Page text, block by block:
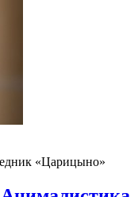
«Царицыно»